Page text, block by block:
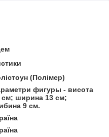
(Полімер)
фигуры - висота
см; ширина 13 см;
9 см.